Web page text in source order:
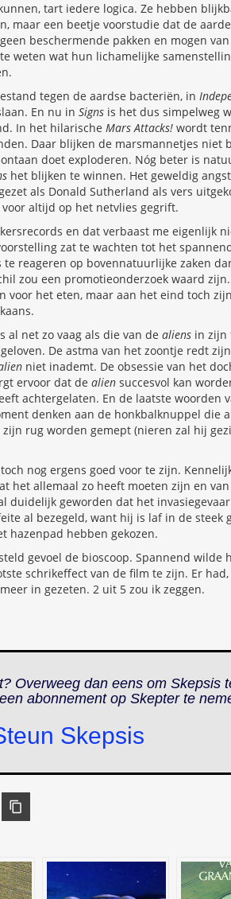
tart iedere logica. Ze hebben
maar een beetje voorstudie dat de aarde
beschermende pakken en mogen
weten wat hun lichamelijke
tegen de aardse bacteriën, in
En nu in Signs is het dus simpelweg
In het hilarische Mars Attacks! wordt
Daar blijken de marsmannetjes niet
doet exploderen. Nóg beter is
het blijken te winnen. Het geweldig
als Donald Sutherland als vers
altijd op het netvlies gegrift.
en dat verbaast me eigenlijk
zat te wachten tot het
reageren op bovennatuurlijke zaken
zou een promotieonderzoek waard
het eten, maar aan het eind toch
al net zo vaag als die van de aliens in zijn
De astma van het zoontje redt
niet inademt. De obsessie van het
ervoor dat de alien succesvol kan
achtergelaten. En de laatste woorden
denken aan de honkbalknuppel die
zijn rug worden gemept (nieren zal hij
nog ergens goed voor te zijn.
het allemaal zo heeft moeten zijn en
duidelijk geworden dat het
al bezegeld, want hij is laf in de steek
hazenpad hebben gekozen.
gevoel de bioscoop. Spannend wilde
schrikeffect van de film te zijn. Er
in gezeten. 2 uit 5 zou ik zeggen.
Overweeg dan eens om Skepsis
abonnement op Skepterte
Skepsis